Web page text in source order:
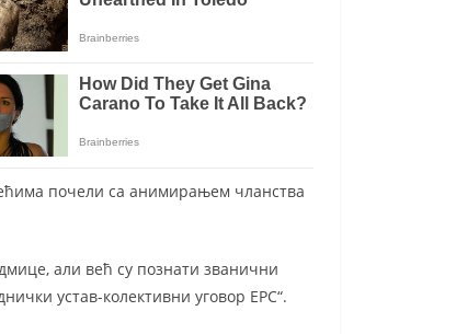
почели са анимирањем чланства
али већ су познати званични
устав-колективни уговор ЕРС“.